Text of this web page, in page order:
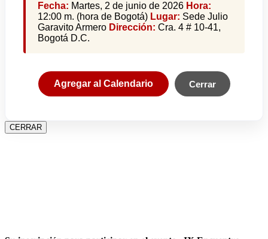
Fecha: Martes, 2 de junio de 2026 Hora:
12:00 m. (hora de Bogotá) Lugar: Sede Julio
Garavito Armero Dirección: Cra. 4 # 10-41,
Bogotá D.C.
Agregar al Calendario Cerrar
CERRAR